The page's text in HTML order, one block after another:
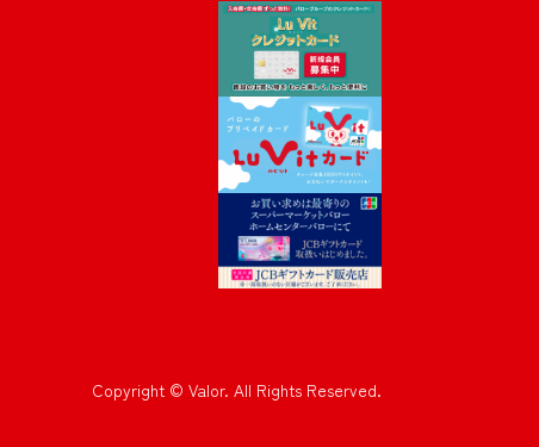
Copyright © Valor. All Rights Reserved.